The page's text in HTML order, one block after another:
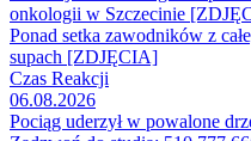
onkologii w Szczecinie
Ponad setka zawodników z
supach [ZDJĘCIA]
Czas Reakcji
06.08.2026
Pociąg uderzył w powalone